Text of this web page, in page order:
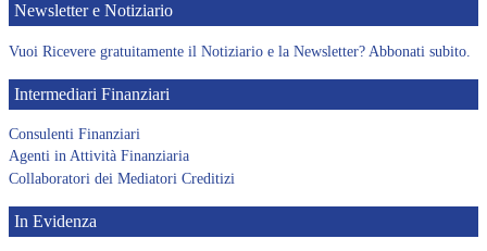
Newsletter e Notiziario
Vuoi Ricevere gratuitamente il Notiziario e la Newsletter? Abbonati subito.
Intermediari Finanziari
Consulenti Finanziari
Agenti in Attività Finanziaria
Collaboratori dei Mediatori Creditizi
In Evidenza